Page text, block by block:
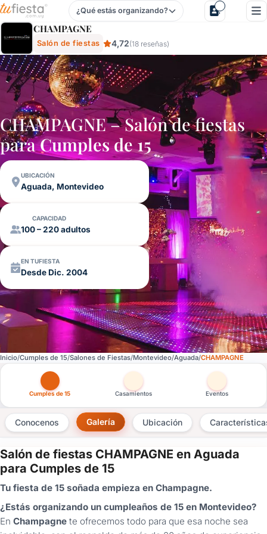
Champagne - Salón De Fiestas En Aguada, Montevideo,
¿Qué estás organizando?
CHAMPAGNE
Salón de fiestas 4,72(18 reseñas)
CHAMPAGNE – Salón de fiestas
paraCumples de 15
UBICACIÓN
Aguada, Montevideo
CAPACIDAD
100 – 220 adultos
EN TUFIESTA
Desde Dic. 2004
Inicio Cumples de 15 Salones de Fiestas Montevideo Aguada CHAMPAGNE
Otras versiones de esta ficha por tipo de festejo
Cumples de 15 Casamientos Eventos
Conocenos Galería Ubicación
Salón de fiestas CHAMPAGNE en Aguada
para Cumples de 15
Tu fiesta de 15 soñada empieza en Champagne.
¿Estás organizando un cumpleaños de 15 en Montevideo?
En Champagne te ofrecemos todo para que esa noche sea
×
Consultar
¿Ya
tenés
cuenta?